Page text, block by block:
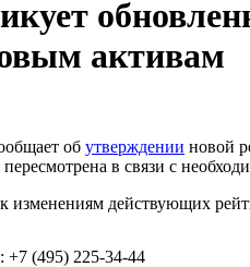
активам
об утверждении новой
в связи с
изменениям действующих
+7 (495) 225-34-44